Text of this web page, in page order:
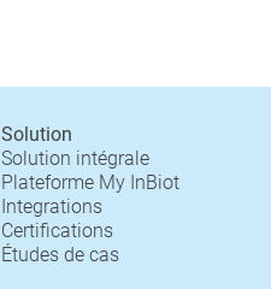
Solution
Solution intégrale
Plateforme My InBiot
Integrations
Certifications
Études de cas